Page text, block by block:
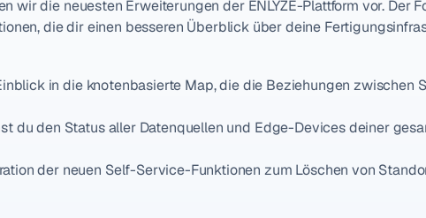
wir die neuesten Erweiterungen der ENLYZE-Plattform vor. Der
die dir einen besseren Überblick über deine
in die knotenbasierte Map, die die Beziehungen zwischen
du den Status aller Datenquellen und Edge-Devices deiner
der neuen Self-Service-Funktionen zum Löschen von